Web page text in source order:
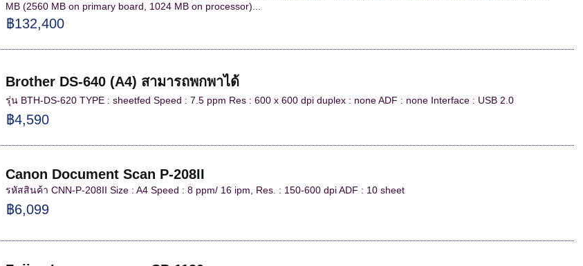
MB (2560 MB on primary board, 1024 MB on processor)...
฿132,400
Brother DS-640 (A4) สามารถพกพาได้
รุ่น BTH-DS-620 TYPE : sheetfed Speed : 7.5 ppm Res : 600 x 600 dpi duplex : none ADF : none Interface : USB 2.0
฿4,590
Canon Document Scan P-208II
รหัสสินค้า CNN-P-208II Size : A4 Speed : 8 ppm/ 16 ipm, Res. : 150-600 dpi ADF : 10 sheet
฿6,099